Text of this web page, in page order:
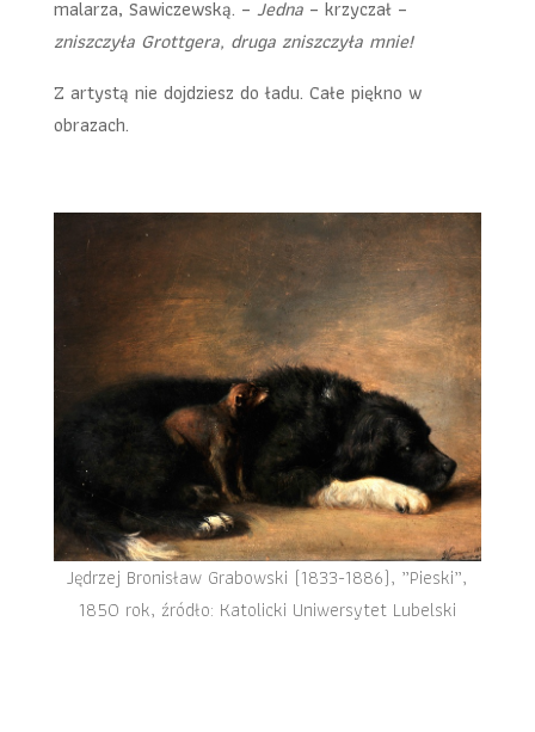
malarza, Sawiczewską. – Jedna– krzyczał –
zniszczyła Grottgera, druga zniszczyła mnie!
Z artystą nie dojdziesz do ładu. Całe piękno w
obrazach.
Jędrzej Bronisław Grabowski (1833-1886), „Pieski”,
1850 rok, źródło: Katolicki Uniwersytet Lubelski